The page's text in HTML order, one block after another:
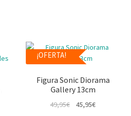
¡OFERTA!
Figura Sonic Diorama
Gallery 13cm
49,95€ 45,95€